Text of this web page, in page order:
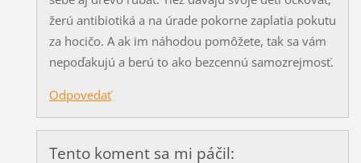
žerú antibiotiká a na úrade pokorne zaplatia pokutu
za hocičo. A ak im náhodou pomôžete, tak sa vám
nepoďakujú a berú to ako bezcennú samozrejmosť.
Odpovedať
Tento koment sa mi páčil: